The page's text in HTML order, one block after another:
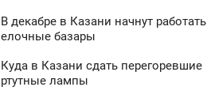
В декабре в Казани начнут работать
елочные базары
Куда в Казани сдать перегоревшие
ртутные лампы